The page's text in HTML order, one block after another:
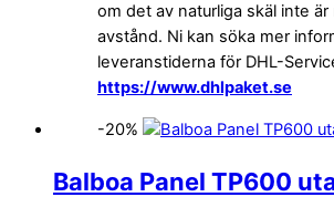
om det av naturliga skäl inte
avstånd. Ni kan söka mer
leveranstiderna för DHL-
https://www.dhlpaket.se
-20%
Balboa Panel TP600